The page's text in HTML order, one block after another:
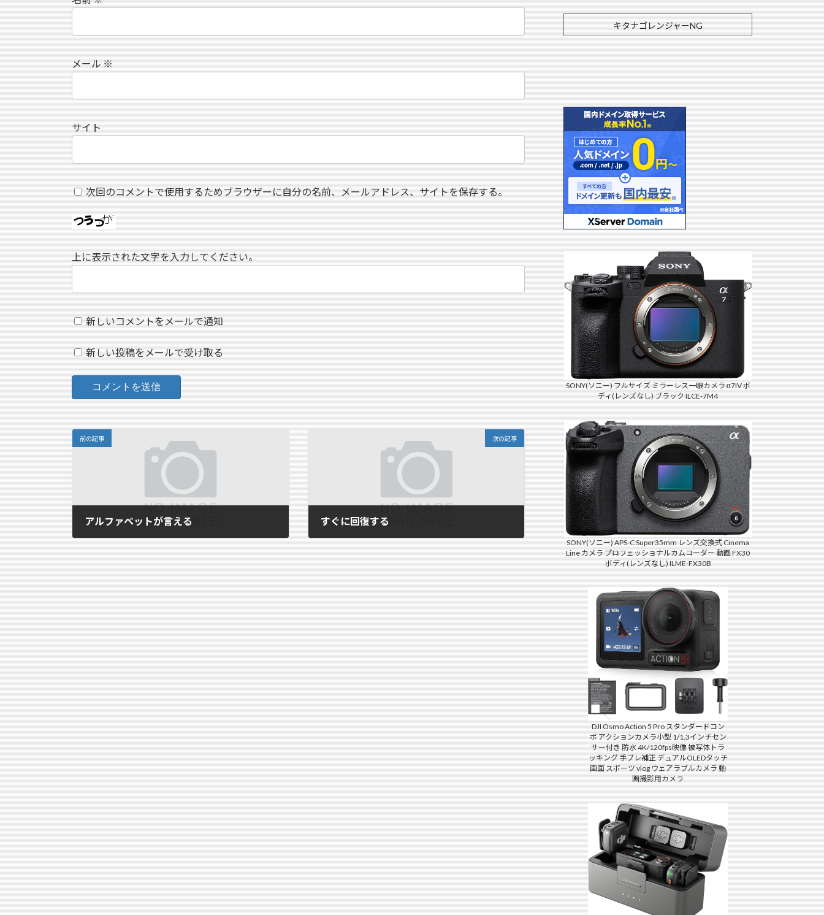
メール※
サイト
次回のコメントで使用するためブラウザーに自分の名前、メールアドレス、サイトを保存する。
上に表示された文字を入力してください。
新しいコメントをメールで通知
新しい投稿をメールで受け取る
前の記事
アルファベットが言える
2015年7月21日
次の記事
すぐに回復する
2015年8月1日
キタナゴレンジャーNG
SONY(ソニー) フルサイズ ミラーレス一眼カメラ α7IV ボ
ディ(レンズなし) ブラック ILCE-7M4
SONY(ソニー) APS-C Super35mm レンズ交換式 Cinema
Line カメラ プロフェッショナルカムコーダー 動画 FX30
ボディ(レンズなし) ILME-FX30B
DJI Osmo Action 5 Pro スタンダードコン
ボ アクションカメラ小型 1/1.3インチセン
サー付き 防水 4K/120fps映像 被写体トラ
ッキング 手ブレ補正 デュアルOLEDタッチ
画面 スポーツ vlog ウェアラブルカメラ 動
画撮影用カメラ